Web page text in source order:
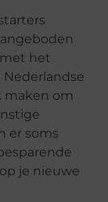
het
maken om
er soms
je nieuwe